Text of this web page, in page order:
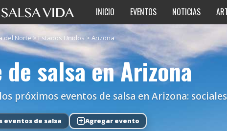
INICIO EVENTOS NOTICIAS
del Norte>Estados Unidos > Arizona
de salsa en Arizona
próximos eventos de salsa en Arizona:
eventos de salsa + Agregar evento